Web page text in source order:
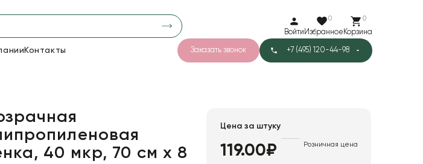
Войти
0
Избранное
0
Корзина
Контакты Заказать звонок +7 (495) 120-44-98
20
Сетка7
40 мкр, 70 см х 8
Цена за штуку
119.00₽ Розничная цена